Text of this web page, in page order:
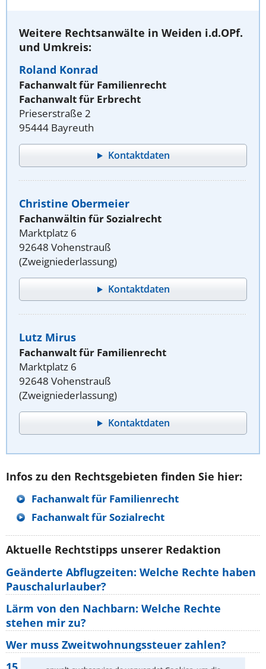
Weitere Rechtsanwälte in Weiden i.d.OPf.
und Umkreis:
Roland Konrad
Fachanwalt für Familienrecht
Fachanwalt für Erbrecht
Prieserstraße 2
95444 Bayreuth
Kontaktdaten
Christine Obermeier
Fachanwältin für Sozialrecht
Marktplatz 6
92648 Vohenstrauß
(Zweigniederlassung)
Kontaktdaten
Lutz Mirus
Fachanwalt für Familienrecht
Marktplatz 6
92648 Vohenstrauß
(Zweigniederlassung)
Kontaktdaten
Infos zu den Rechtsgebieten finden Sie hier:
Fachanwalt für Familienrecht
Fachanwalt für Sozialrecht
Aktuelle Rechtstipps unserer Redaktion
Geänderte Abflugzeiten: Welche Rechte haben
Pauschalurlauber?
Lärm von den Nachbarn: Welche Rechte
stehen mir zu?
Wer muss Zweitwohnungssteuer zahlen?